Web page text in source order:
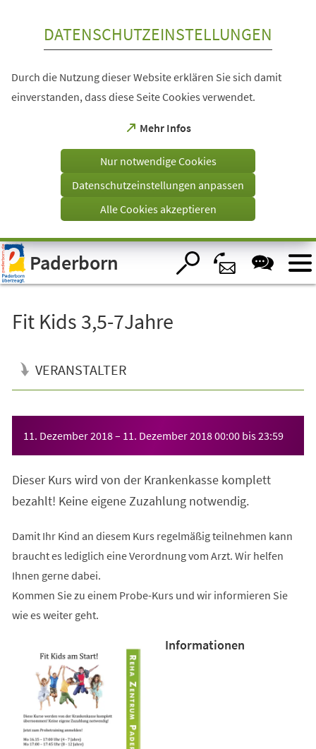
Visuelle
Assistenzsoftware
öffnen.
DATENSCHUTZEINSTELLUNGEN
Durch die Nutzung dieser Website erklären Sie sich damit
einverstanden, dass diese Seite Cookies verwendet.
Mehr Infos
(Öffnet
einem
Tab)
Nur notwendige Cookies
Datenschutzeinstellungen anpassen
Alle Cookies akzeptieren
Paderborn
Fit Kids 3,5-7Jahre
VERANSTALTER
11. Dezember 2018– 11. Dezember 201800:00 bis23:59
Dieser Kurs wird von der Krankenkasse komplett
bezahlt! Keine eigene Zuzahlung notwendig.
Damit Ihr Kind an diesem Kurs regelmäßig teilnehmen kann
braucht es lediglich eine Verordnung vom Arzt. Wir helfen
Ihnen gerne dabei.
Kommen Sie zu einem Probe-Kurs und wir informieren Sie
wie es weiter geht.
Informationen